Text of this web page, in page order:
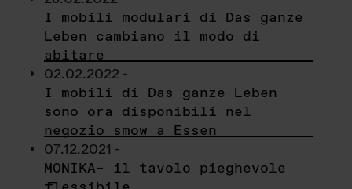
I mobili modulari di Das ganze
Leben cambiano il modo di
abitare
02.02.2022 -
I mobili di Das ganze Leben
sono ora disponibili nel
negozio smow a Essen
07.12.2021 -
MONIKA– il tavolo pieghevole